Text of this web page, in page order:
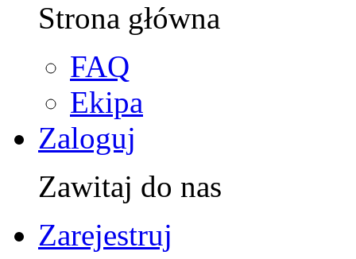
Strona główna
FAQ
Ekipa
Zaloguj
Zawitaj do nas
Zarejestruj